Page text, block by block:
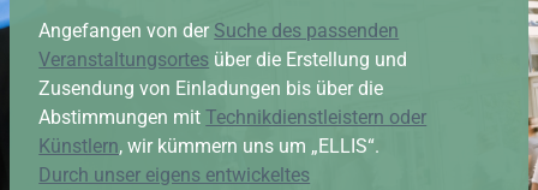
Angefangen von der Suche des passenden
Veranstaltungsortes über die Erstellung und
Zusendung von Einladungen bis über die
Abstimmungen mitTechnikdienstleistern oder
Künstlern, wir kümmern uns um „ELLIS“.
Durch unser eigens entwickeltes